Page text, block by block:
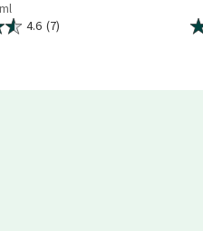
4.6 (7)